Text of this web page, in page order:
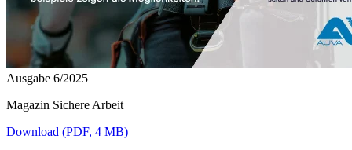
Ausgabe 6/2025
Magazin Sichere Arbeit
Download (PDF, 4 MB)